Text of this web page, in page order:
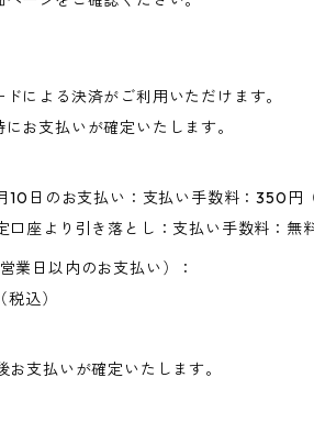
による決済がご利用いただけます。
お支払いが確定いたします。
10日のお支払い：支払い手数料：350円
口座より引き落とし：支払い手数料：無
業日以内のお支払い）：
込）
お支払いが確定いたします。